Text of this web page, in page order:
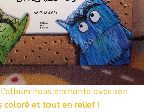
nous enchante avec son
coloré et tout en relief!